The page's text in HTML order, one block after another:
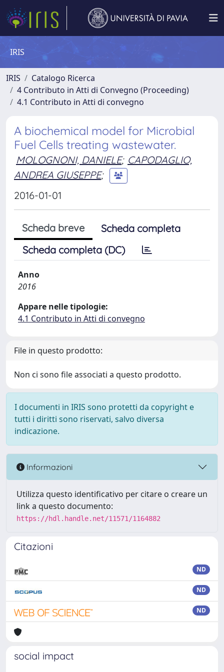
IRIS
IRIS
Catalogo Ricerca
4 Contributo in Atti di Convegno (Proceeding)
4.1 Contributo in Atti di convegno
A biochemical model for Microbial
Fuel Cells treating wastewater.
MOLOGNONI, DANIELE; CAPODAGLIO,
ANDREA GIUSEPPE;
2016-01-01
Scheda breve
Scheda completa
Scheda completa (DC)
Anno
2016
Appare nelle tipologie:
4.1 Contributo in Atti di convegno
File in questo prodotto:
Non ci sono file associati a questo prodotto.
I documenti in IRIS sono protetti da copyright e
tutti i diritti sono riservati, salvo diversa
indicazione.
Informazioni
Utilizza questo identificativo per citare o creare un
link a questo documento:
https://hdl.handle.net/11571/1164882
Citazioni
ND
ND
ND
social impact